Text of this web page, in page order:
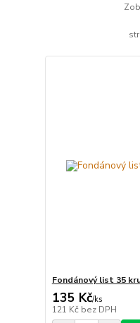
Fondánový list 35
135 Kč/ks
121 Kč bez DPH